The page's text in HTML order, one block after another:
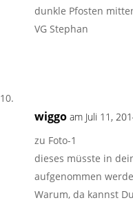
dunkle Pfosten
VG Stephan
wiggo am Juli 11,
zu Foto-1
dieses müsste in
aufgenommen
Warum, da kannst